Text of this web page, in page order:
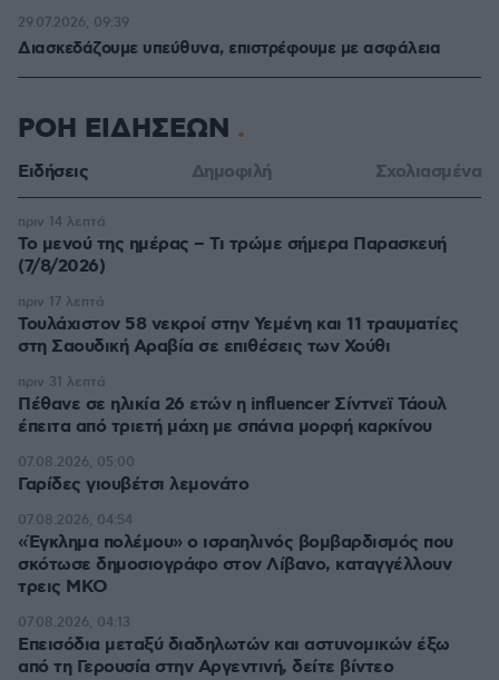
Διασκεδάζουμε υπεύθυνα, επιστρέφουμε με ασφάλεια
29.07.2026, 09:39
ΡΟΗ ΕΙΔΗΣΕΩΝ
Ειδήσεις Δημοφιλή Σχολιασμένα
Το μενού της ημέρας – Τι τρώμε σήμερα Παρασκευή
(7/8/2026)
πριν 14 λεπτά
Τουλάχιστον 58 νεκροί στην Υεμένη και 11 τραυματίες
στη Σαουδική Αραβία σε επιθέσεις των Χούθι
πριν 17 λεπτά
Πέθανε σε ηλικία 26 ετών η influencer Σίντνεϊ Τάουλ
έπειτα από τριετή μάχη με σπάνια μορφή καρκίνου
πριν 31 λεπτά
Γαρίδες γιουβέτσι λεμονάτο
07.08.2026, 05:00
«Έγκλημα πολέμου» ο ισραηλινός βομβαρδισμός που
σκότωσε δημοσιογράφο στον Λίβανο, καταγγέλλουν
τρεις ΜΚΟ
07.08.2026, 04:54
Επεισόδια μεταξύ διαδηλωτών και αστυνομικών έξω
από τη Γερουσία στην Αργεντινή, δείτε βίντεο
07.08.2026, 04:13